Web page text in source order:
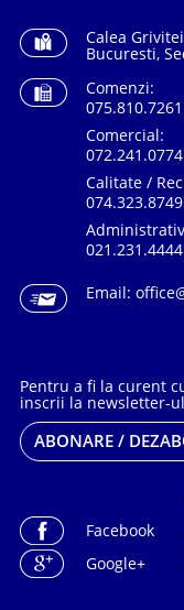
Calea
Bucuresti,
Comenzi:
Comercial:
Calitate /
021.231.4444
Email:
Pentru a fi la curent
inscrii la newsletter-
ABONARE /
Facebook
Google+